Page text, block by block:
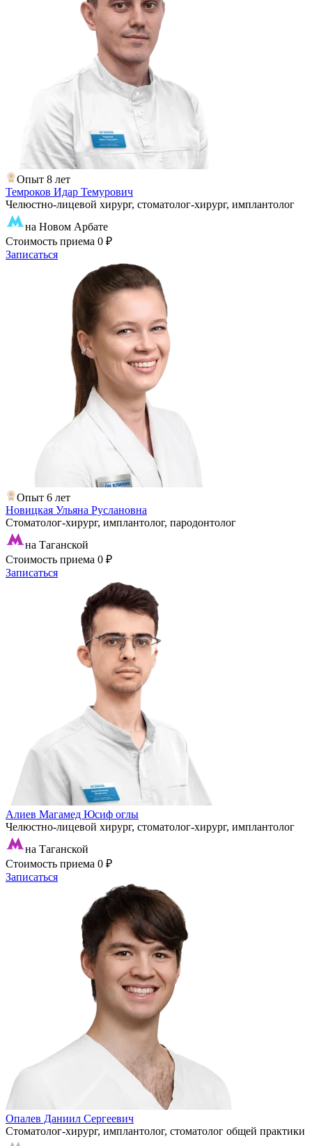
Опыт 8 лет
Темроков Идар Темурович
Челюстно-лицевой хирург, стоматолог-хирург, имплантолог
на Новом Арбате
Стоимость приема 0 ₽
Записаться
Опыт 6 лет
Новицкая Ульяна Руслановна
Стоматолог-хирург, имплантолог, пародонтолог
на Таганской
Стоимость приема 0 ₽
Записаться
Алиев Магамед Юсиф оглы
Челюстно-лицевой хирург, стоматолог-хирург, имплантолог
на Таганской
Стоимость приема 0 ₽
Записаться
Опалев Даниил Сергеевич
Стоматолог-хирург, имплантолог, стоматолог общей практики